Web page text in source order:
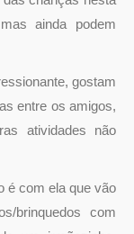
ainda podem
gostam
entre os amigos,
atividades não
é com ela que vão
brinquedos com